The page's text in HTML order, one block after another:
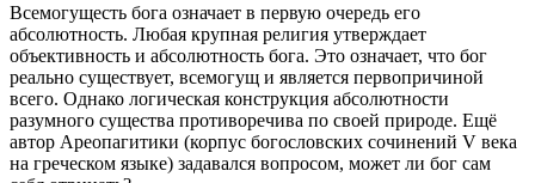
Всемогущесть бога означает в первую очередь его
абсолютность. Любая крупная религия утверждает
объективность и абсолютность бога. Это означает, что бог
реально существует, всемогущ и является первопричиной
всего. Однако логическая конструкция абсолютности
разумного существа противоречива по своей природе. Ещё
автор Ареопагитики (корпус богословских сочинений V века
на греческом языке) задавался вопросом, может ли бог сам